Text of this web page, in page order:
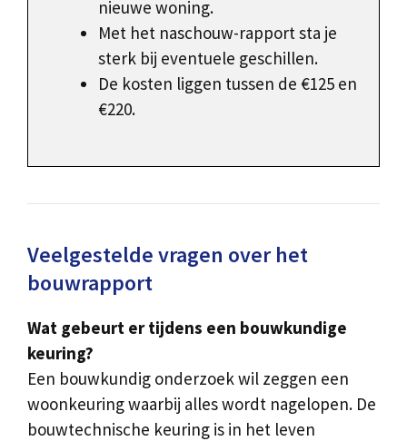
nieuwe woning.
Met het naschouw-rapport sta je
sterk bij eventuele geschillen.
De kosten liggen tussen de €125 en
€220.
Veelgestelde vragen over het
bouwrapport
Wat gebeurt er tijdens een bouwkundige
keuring?
Een bouwkundig onderzoek wil zeggen een
woonkeuring waarbij alles wordt nagelopen. De
bouwtechnische keuring is in het leven